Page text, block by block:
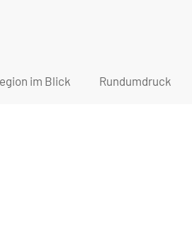
im Blick Rundumdruck